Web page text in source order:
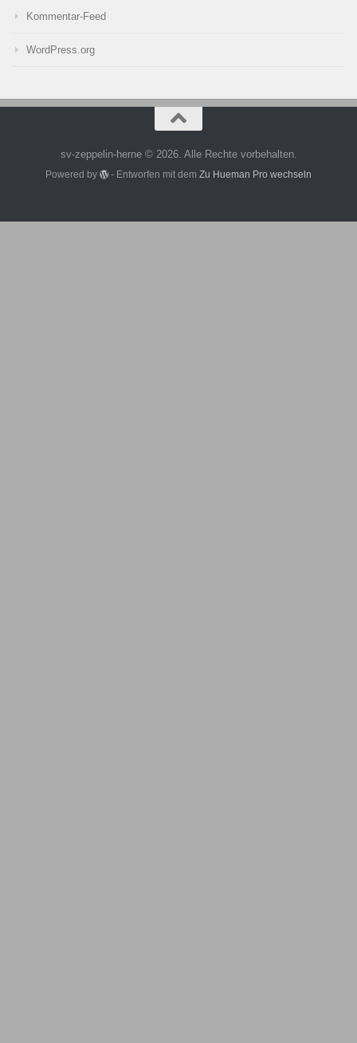
Kommentar-Feed
WordPress.org
sv-zeppelin-herne © 2026. Alle Rechte vorbehalten.
Powered by - Entworfen mit demZu Hueman Pro wechseln